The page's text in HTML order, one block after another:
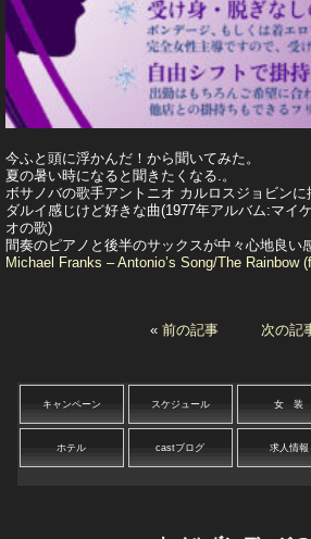
今ふと頭に浮かんだ！から聞いてみた。
夏の暑い時になると聞きたくなる.。
ボサノバの歌手アントニオ カルロスジョビンに
ダルイ感じけど好きな曲(1977年アルバム:マイ
オの歌)
間奏のピアノと後半のサックスが中々心地良い
Michael Franks – Antonio’s Song/The Rainbow
« 前の記事 次の記
キャンペーン スケジュール 女 装
ホテル castブログ 求人情報